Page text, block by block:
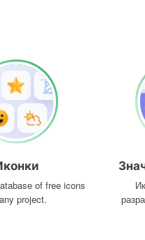
of free icons
project.